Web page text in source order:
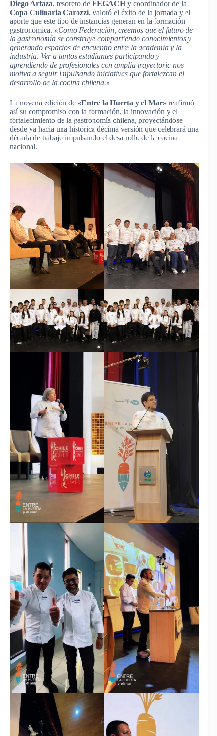
Diego Artaza, tesorero de FEGACH y coordinador de la
Copa Culinaria Carozzi, valoró el éxito de la jornada y el
aporte que este tipo de instancias generan en la formación
gastronómica. «Como Federación, creemos que el futuro de
la gastronomía se construye compartiendo conocimientos y
generando espacios de encuentro entre la academia y la
industria. Ver a tantos estudiantes participando y
aprendiendo de profesionales con amplia trayectoria nos
motiva a seguir impulsando iniciativas que fortalezcan el
desarrollo de la cocina chilena.»
La novena edición de «Entre la Huerta y el Mar» reafirmó
así su compromiso con la formación, la innovación y el
fortalecimiento de la gastronomía chilena, proyectándose
desde ya hacia una histórica décima versión que celebrará una
década de trabajo impulsando el desarrollo de la cocina
nacional.